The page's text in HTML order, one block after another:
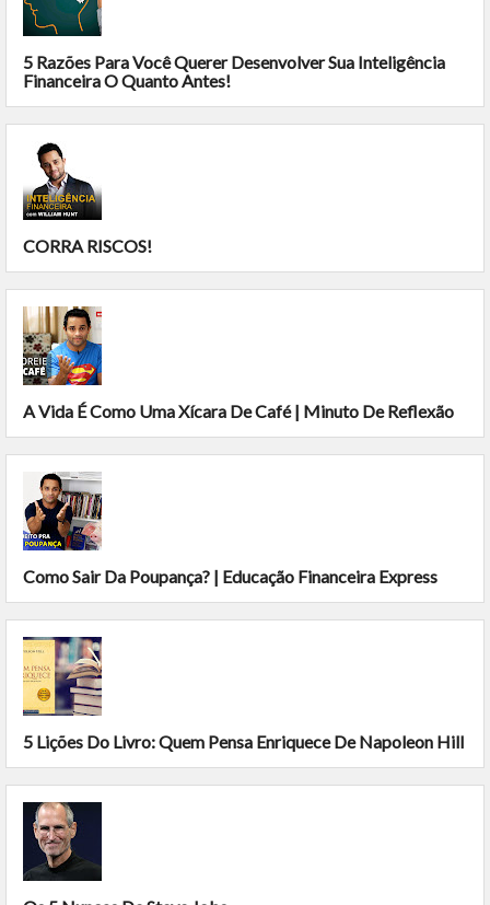
5 Razões Para Você Querer Desenvolver Sua Inteligência
Financeira O Quanto Antes!
CORRA RISCOS!
A Vida É Como Uma Xícara De Café | Minuto De Reflexão
Como Sair Da Poupança? | Educação Financeira Express
5 Lições Do Livro: Quem Pensa Enriquece De Napoleon Hill